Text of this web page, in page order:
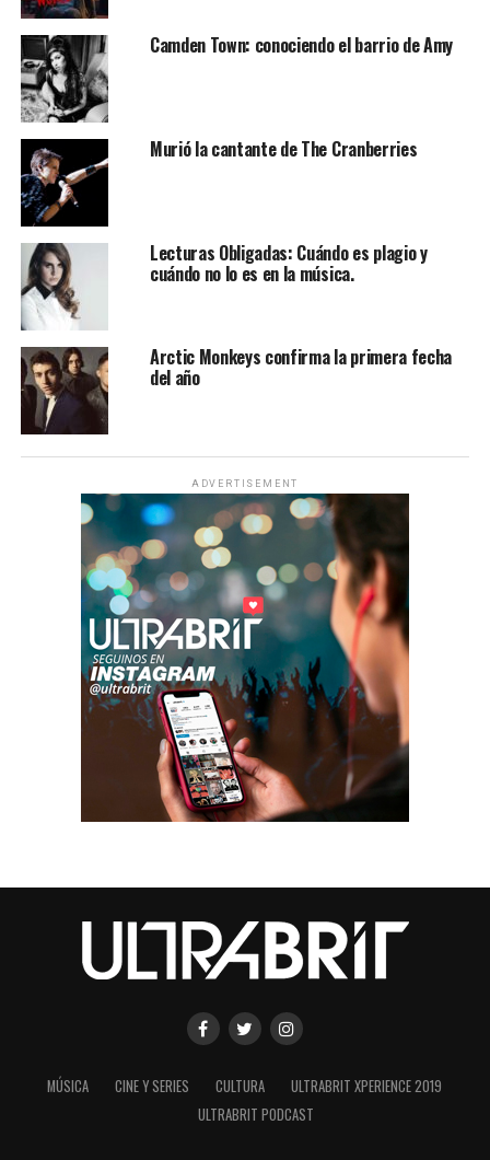
Camden Town: conociendo el barrio de Amy
Murió la cantante de The Cranberries
Lecturas Obligadas: Cuándo es plagio y
cuándo no lo es en la música.
Arctic Monkeys confirma la primera fecha
del año
ADVERTISEMENT
MÚSICA CINE Y SERIES CULTURA
ULTRABRIT XPERIENCE 2019
ULTRABRIT PODCAST